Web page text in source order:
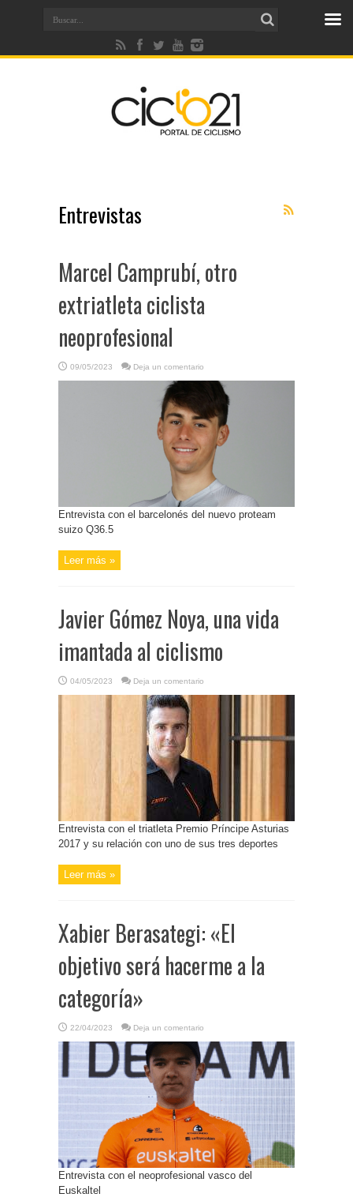
Entrevistas
Marcel Camprubí, otro
extriatleta ciclista
neoprofesional
09/05/2023 Deja un comentario
Entrevista con el barcelonés del nuevo proteam
suizo Q36.5
Leer más »
Javier Gómez Noya, una vida
imantada al ciclismo
04/05/2023 Deja un comentario
Entrevista con el triatleta Premio Príncipe Asturias
2017 y su relación con uno de sus tres deportes
Leer más »
Xabier Berasategi: «El
objetivo será hacerme a la
categoría»
22/04/2023 Deja un comentario
Entrevista con el neoprofesional vasco del
Euskaltel